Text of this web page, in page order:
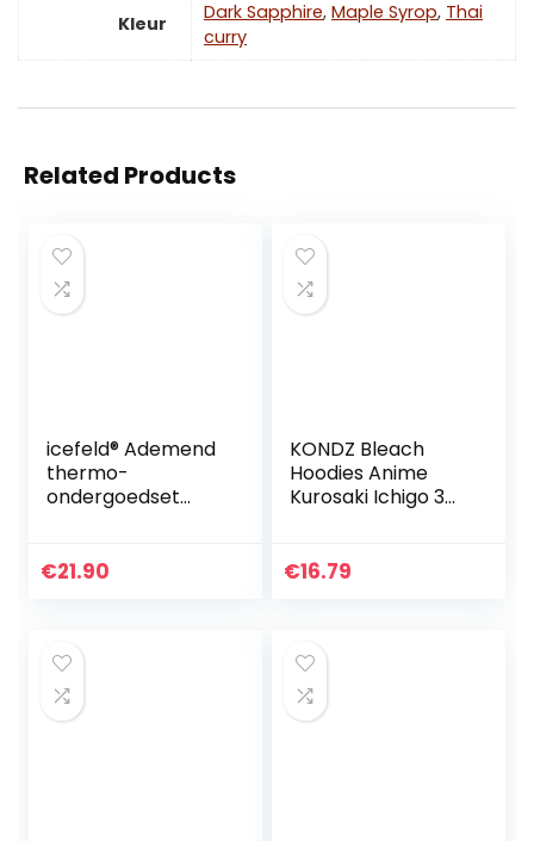
Kleur Dark Sapphire, Maple Syrop, Thai
curry
Related Products
icefeld® Ademend
thermo-
ondergoedset
met lange
€21.90
KONDZ Bleach
Hoodies Anime
Kurosaki Ichigo 3D
Cosplay Mannen
Hoodie…
€16.79